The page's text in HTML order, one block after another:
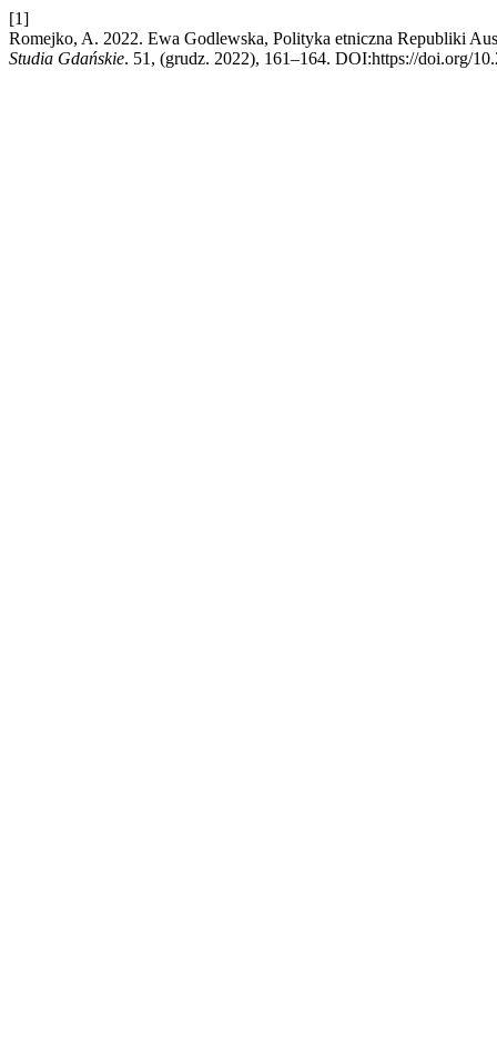
[1]
Romejko, A. 2022. Ewa Godlewska, Polityka etniczna Republiki
Studia Gdańskie. 51, (grudz. 2022), 161–164. DOI:https://doi.org/